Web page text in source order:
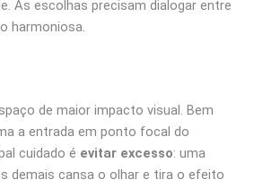
As escolhas precisam dialogar entre
harmoniosa.
de maior impacto visual. Bem
a entrada em ponto focal do
cuidado é evitar excesso: uma
demais cansa o olhar e tira o efeito